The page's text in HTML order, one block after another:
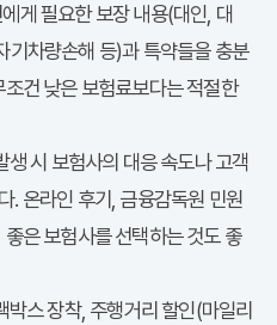
게 필요한 보장 내용(대인, 대
차량손해 등)과 특약들을 충분
건 낮은 보험료보다는 적절한
생 시 보험사의 대응 속도나 고객
. 온라인 후기, 금융감독원 민원
은 보험사를 선택하는 것도 좋
박스 장착, 주행거리 할인(마일리